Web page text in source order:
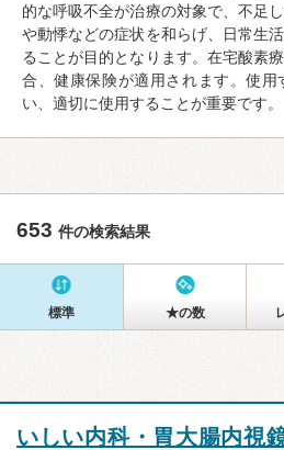
的な呼吸不全が治療の対象で、不足
や動悸などの症状を和らげ、日常生
ることが目的となります。在宅酸素
合、健康保険が適用されます。使
い、適切に使用することが重要です。
653 件の検索結果
標準 ★の数
いしい内科・胃大腸内視